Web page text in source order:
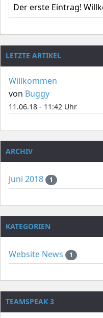
Der erste Eintrag!
LETZTE ARTIKEL
Willkommen
von Buggy
11.06.18 - 11:42 Uhr
ARCHIV
Juni 2018 1
KATEGORIEN
Website News 1
TEAMSPEAK 3